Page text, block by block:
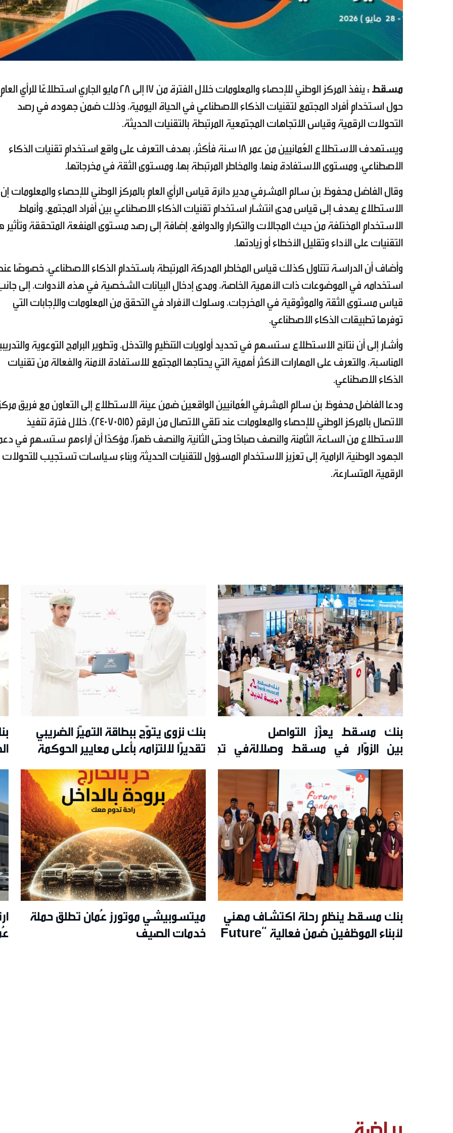
مسقط :
ينفذ المركز الوطني للإحصاء والمعلومات خلال الفترة من 17 إلى 28 مايو الجاري استطلاعًا للرأي العام
حول استخدام أفراد المجتمع لتقنيات الذكاء الاصطناعي في الحياة اليومية، وذلك ضمن جهوده في رصد
التحولات الرقمية وقياس الاتجاهات المجتمعية المرتبطة بالتقنيات الحديثة.
ويستهدف الاستطلاع العُمانيين من عمر 18 سنة فأكثر، بهدف التعرف على واقع استخدام تقنيات الذكاء
الاصطناعي، ومستوى الاستفادة منها، والمخاطر المرتبطة بها، ومستوى الثقة في مخرجاتها.
وقال الفاضل محفوظ بن سالم المشرفي مدير دائرة قياس الرأي العام بالمركز الوطني للإحصاء والمعلومات إن
الاستطلاع يهدف إلى قياس مدى انتشار استخدام تقنيات الذكاء الاصطناعي بين أفراد المجتمع، وأنماط
الاستخدام المختلفة من حيث المجالات والتكرار والدوافع، إضافة إلى رصد مستوى المنفعة المتحققة
التقنيات على الأداء وتقليل الأخطاء أو زيادتها.
وأضاف أن الدراسة تتناول كذلك قياس المخاطر المدركة المرتبطة باستخدام الذكاء الاصطناعي، خصوصًا
استخدامه في الموضوعات ذات الأهمية الخاصة، ومدى إدخال البيانات الشخصية في هذه الأدوات، إلى
قياس مستوى الثقة والموثوقية في المخرجات، وسلوك الأفراد في التحقق من المعلومات والإجابات التي
توفرها تطبيقات الذكاء الاصطناعي.
وأشار إلى أن نتائج الاستطلاع ستسهم في تحديد أولويات التنظيم والتدخل، وتطوير البرامج التوعوية
المناسبة، والتعرف على المهارات الأكثر أهمية التي يحتاجها المجتمع للاستفادة الآمنة والفعالة من تقنيات
الذكاء الاصطناعي.
ودعا الفاضل محفوظ بن سالم المشرفي العُمانيين الواقعين ضمن عينة الاستطلاع إلى التعاون مع فريق
الاتصال بالمركز الوطني للإحصاء والمعلومات عند تلقي الاتصال من الرقم (24070515)، خلال فترة تنفيذ
الاستطلاع من الساعة الثامنة والنصف صباحًا وحتى الثانية والنصف ظهرًا، مؤكدًا أن آراءهم ستسهم في
الجهود الوطنية الرامية إلى تعزيز الاستخدام المسؤول للتقنيات الحديثة وبناء سياسات تستجيب للتحولات
الرقمية المتسارعة.
بنك مسقط يعزّز التواصل
بين الزوّار في مسقط وصلالةفي تجربة تفاعلية مبتكرة ويواصل
موسم الخريف
بنك نزوى يتوّج ببطاقة التميّز الضريبي
تقديرًا لالتزامه بأعلى معايير الحوكمة
بنك مسقط ينظم رحلة اكتشاف مهني
لأبناء الموظفين ضمن فعالية “Future
ميتسوبيشي موتورز عُمان تطلق حملة
خدمات الصيف